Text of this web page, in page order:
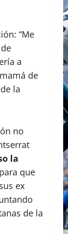
“Me
a
de
la
no
la
para que
ex
de la